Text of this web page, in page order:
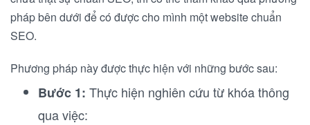
pháp bên dưới để có được cho mình một website chuẩn
SEO.
Phương pháp này được thực hiện với những bước sau:
Bước 1: Thực hiện nghiên cứu từ khóa thông
qua việc: